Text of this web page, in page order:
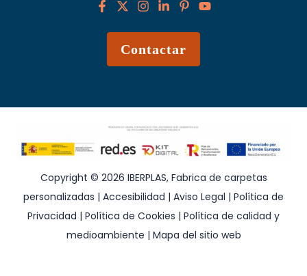
Contactar
Copyright © 2026 IBERPLAS, Fabrica de carpetas
personalizadas | Accesibilidad | Aviso Legal | Política de
Privacidad | Política de Cookies | Política de calidad y
medioambiente | Mapa del sitio web